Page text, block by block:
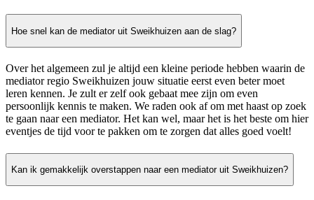
Hoe snel kan de mediator uit Sweikhuizen aan de slag?
Over het algemeen zul je altijd een kleine periode hebben waarin de
mediator regio Sweikhuizen jouw situatie eerst even beter moet
leren kennen. Je zult er zelf ook gebaat mee zijn om even
persoonlijk kennis te maken. We raden ook af om met haast op zoek
te gaan naar een mediator. Het kan wel, maar het is het beste om hier
eventjes de tijd voor te pakken om te zorgen dat alles goed voelt!
Kan ik gemakkelijk overstappen naar een mediator uit Sweikhuizen?